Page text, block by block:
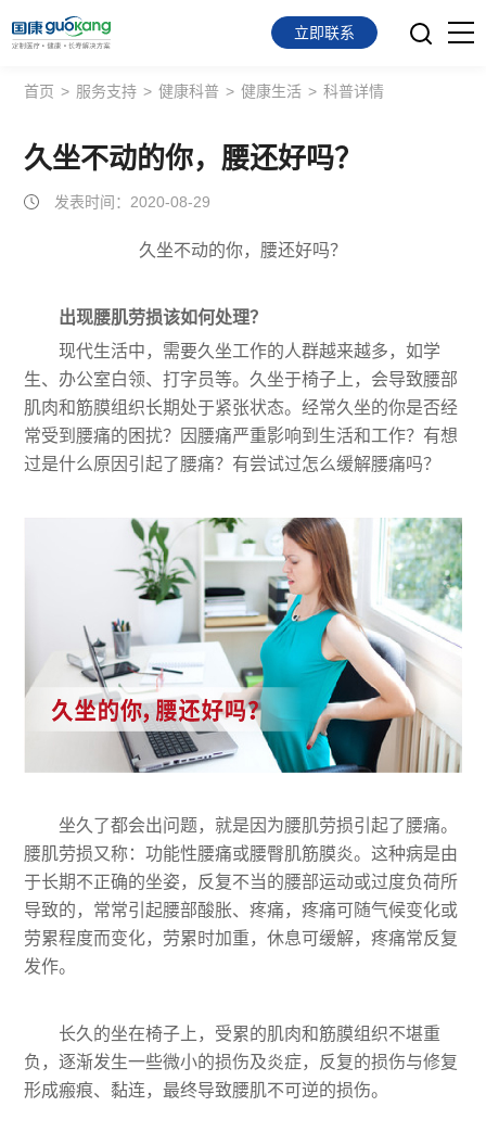
首页
面向会员
面向企业
关于我们
立即联系
首页 > 服务支持 > 健康科普 > 健康生活 > 科普详情
久坐不动的你，腰还好吗？
发表时间：2020-08-29
久坐不动的你，腰还好吗？
出现腰肌劳损该如何处理？
现代生活中，需要久坐工作的人群越来越多，如学
生、办公室白领、打字员等。久坐于椅子上，会导致腰部
肌肉和筋膜组织长期处于紧张状态。经常久坐的你是否经
常受到腰痛的困扰？因腰痛严重影响到生活和工作？有想
过是什么原因引起了腰痛？有尝试过怎么缓解腰痛吗？
坐久了都会出问题，就是因为腰肌劳损引起了腰痛。
腰肌劳损又称：功能性腰痛或腰臀肌筋膜炎。这种病是由
于长期不正确的坐姿，反复不当的腰部运动或过度负荷所
导致的，常常引起腰部酸胀、疼痛，疼痛可随气候变化或
劳累程度而变化，劳累时加重，休息可缓解，疼痛常反复
发作。
长久的坐在椅子上，受累的肌肉和筋膜组织不堪重
负，逐渐发生一些微小的损伤及炎症，反复的损伤与修复
形成瘢痕、黏连，最终导致腰肌不可逆的损伤。